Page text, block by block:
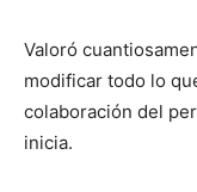
Valoró
modificar todo lo
colaboración del
inicia.